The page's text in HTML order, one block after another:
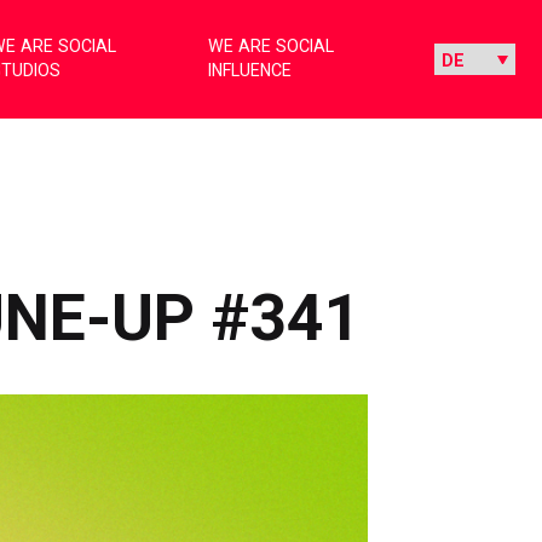
ARE SOCIAL
WE ARE SOCIAL
INFLUENCE
UP #341